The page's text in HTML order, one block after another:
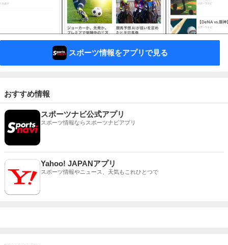
スポーツ情報をアプリで見る
おすすめ情報
スポーツナビ公式アプリ
スポーツ情報ならスポーツナビアプリ
Yahoo! JAPANアプリ
スポーツ情報やニュース、天気もこれひとつで